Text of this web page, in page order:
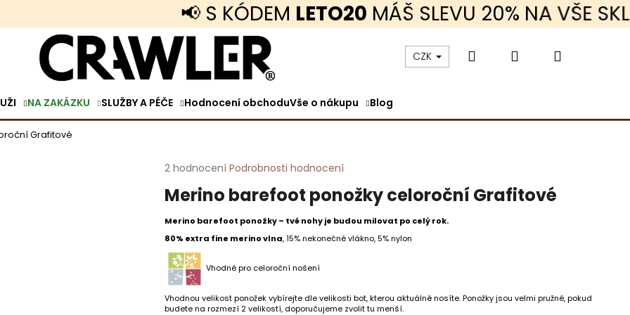
📢 S KÓDEMLETO20MÁŠ SLEVU 20% NA VŠE
CZK HledatPřihlášeníNákupní
NA ZAKÁZKU SLUŽBY A PÉČE Hodnocení obchoduVše o nákupu Blog
Grafitové
Průměrné
produktu
4,5
z
hvězdiček.
2 hodnocení Podrobnosti hodnocení
Merino barefoot ponožky celoroční Grafitové
Merino barefoot ponožky – tvé nohy je budou milovat po celý rok.
80% extra fine merino vlna, 15% nekonečné vlákno, 5% nylon
Vhodné pro celoroční nošení
Vhodnou velikost ponožek vybírejte dle velikosti bot, kterou aktuálně nosíte. Ponožky jsou velmi pružné, pokud
budete na rozmezí 2 velikostí, doporučujeme zvolit tu menší.
Co potřebujete najít?
HLEDAT
TENKÉ MERINO TRIČKO KRÁTKÝ RUKÁV
ANTRACITOVÁ